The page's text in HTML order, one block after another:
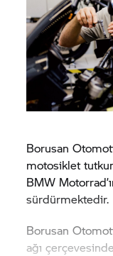
Borusan
motosiklet
BMW Motorrad’
sürdürmektedir.
Borusan
ağı